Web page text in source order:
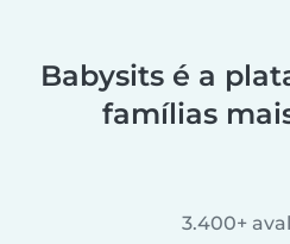
Babysits é a
famílias
3.400+